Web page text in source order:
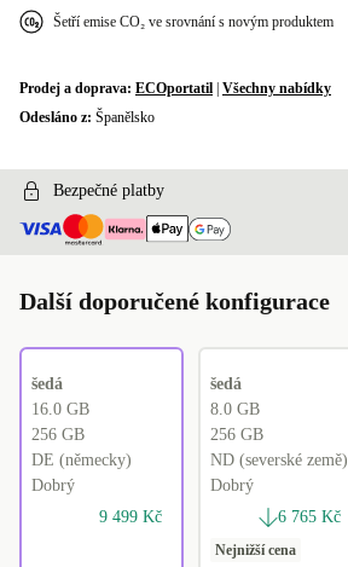
Šetří emise CO₂ ve srovnání s novým produktem
Prodej a doprava: ECOportatil Všechny nabídky
Odesláno z: Španělsko
Bezpečné platby
Další doporučené konfigurace
šedá
16.0 GB
256 GB
DE (německy)
Dobrý
9 499 Kč
šedá
8.0 GB
256 GB
ND (severské země)
Dobrý
6 765 Kč
Nejnižší cena